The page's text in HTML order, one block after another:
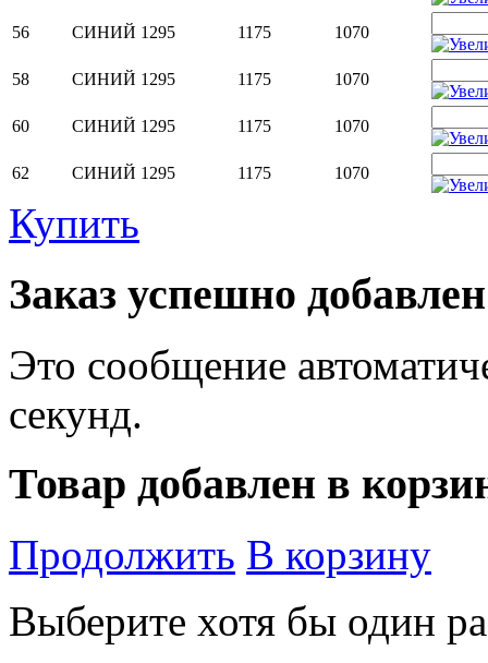
56 СИНИЙ 1295 1175 1070
58 СИНИЙ 1295 1175 1070
60 СИНИЙ 1295 1175 1070
62 СИНИЙ 1295 1175 1070
Купить
Заказ успешно
Это сообщение
секунд.
Товар добавлен в
Продолжить В корзину
Выберите хотя бы один